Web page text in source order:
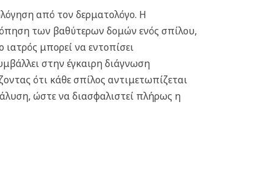
από τον δερματολόγο. Η
των βαθύτερων δομών ενός σπίλου,
μπορεί να εντοπίσει
στην έγκαιρη διάγνωση
ότι κάθε σπίλος αντιμετωπίζεται
ώστε να διασφαλιστεί πλήρως η